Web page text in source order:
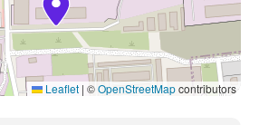
Leaflet | ©OpenStreetMapcontributors